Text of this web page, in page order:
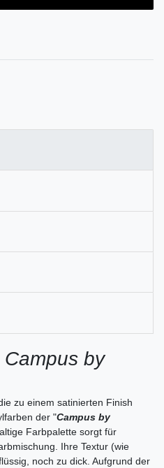
Campus by
zu einem satinierten Finish
der "Campus by
Farbpalette sorgt für
Ihre Textur (wie
noch zu dick. Aufgrund der